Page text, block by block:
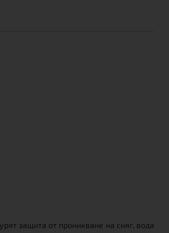
защита от проникване на сняг, вода